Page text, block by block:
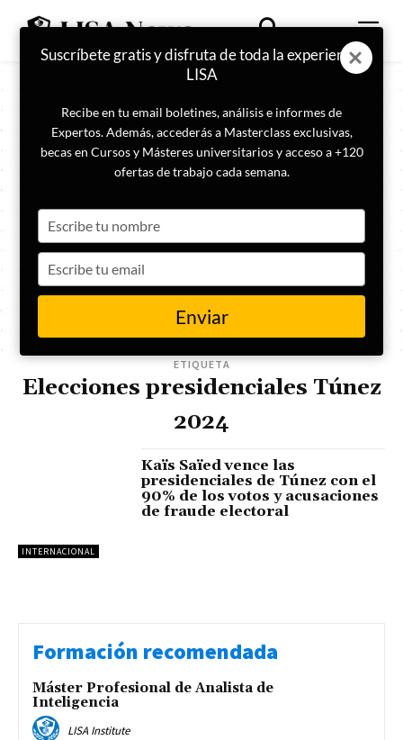
ETIQUETA
Elecciones presidenciales Túnez
2024
INTERNACIONAL
Kaïs Saïed vence las
presidenciales de Túnez con el
90% de los votos y acusaciones
de fraude electoral
Formación recomendada
Máster Profesional de Analista de
Inteligencia
LISA Institute
Suscríbete gratis y disfruta de toda la experiencia
LISA
Recibe en tu email boletines, análisis e informes de
Expertos. Además, accederás a Masterclass exclusivas,
becas en Cursos y Másteres universitarios y acceso a +120
ofertas de trabajo cada semana.
your
name
your
email
Enviar